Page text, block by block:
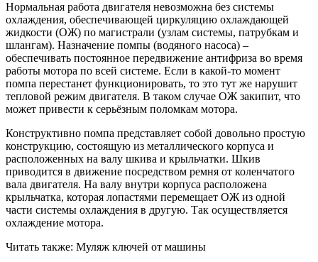
Нормальная работа двигателя невозможна без системы
охлаждения, обеспечивающей циркуляцию охлаждающей
жидкости (ОЖ) по магистрали (узлам системы, патрубкам и
шлангам). Назначение помпы (водяного насоса) –
обеспечивать постоянное передвижение антифриза во время
работы мотора по всей системе. Если в какой-то момент
помпа перестанет функционировать, то это тут же нарушит
тепловой режим двигателя. В таком случае ОЖ закипит, что
может привести к серьёзным поломкам мотора.
Конструктивно помпа представляет собой довольно простую
конструкцию, состоящую из металлического корпуса и
расположенных на валу шкива и крыльчатки. Шкив
приводится в движение посредством ремня от коленчатого
вала двигателя. На валу внутри корпуса расположена
крыльчатка, которая лопастями перемещает ОЖ из одной
части системы охлаждения в другую. Так осуществляется
охлаждение мотора.
Читать также: Муляж ключей от машины